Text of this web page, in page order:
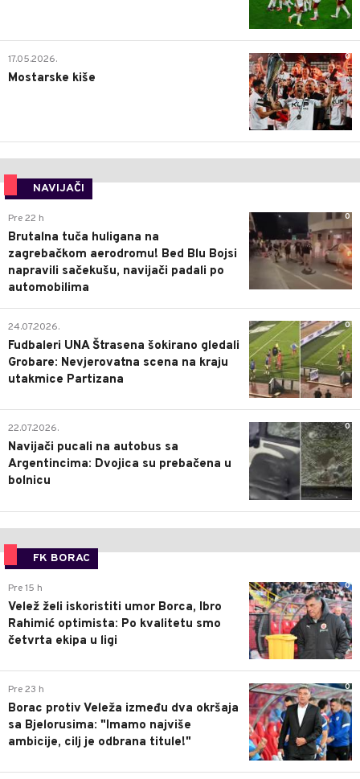
0
17.05.2026.
Mostarske kiše
NAVIJAČI
0
Pre 22 h
Brutalna tuča huligana na
zagrebačkom aerodromu! Bed Blu Bojsi
napravili sačekušu, navijači padali po
automobilima
0
24.07.2026.
Fudbaleri UNA Štrasena šokirano gledali
Grobare: Nevjerovatna scena na kraju
utakmice Partizana
0
22.07.2026.
Navijači pucali na autobus sa
Argentincima: Dvojica su prebačena u
bolnicu
FK BORAC
0
Pre 15 h
Velež želi iskoristiti umor Borca, Ibro
Rahimić optimista: Po kvalitetu smo
četvrta ekipa u ligi
0
Pre 23 h
Borac protiv Veleža između dva okršaja
sa Bjelorusima: "Imamo najviše
ambicije, cilj je odbrana titule!"